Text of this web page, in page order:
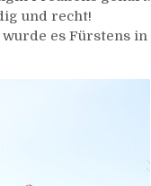
und recht!
es Fürstens in